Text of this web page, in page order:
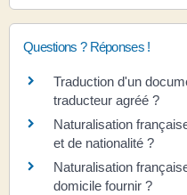
Questions ? Réponses !
Traduction d'un
traducteur agréé ?
Naturalisation
et de nationalité ?
Naturalisation
domicile fournir ?